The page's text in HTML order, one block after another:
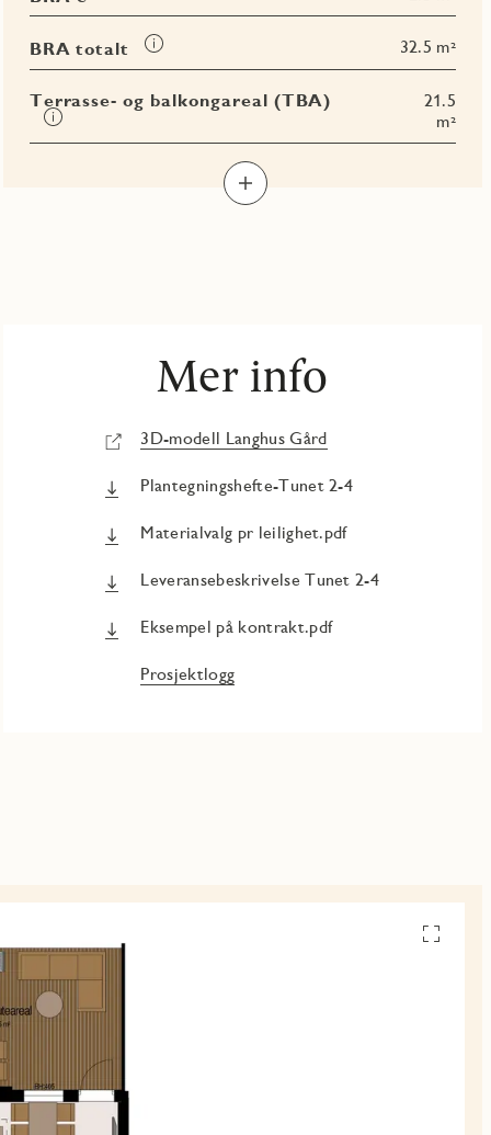
imer
BRA-
e
BRA totalt
Les
mer
BRA
32.5 m²
Terrasse- og balkongareal (TBA)
Les
mer
21.5
m²
Mer info
3D-modell Langhus Gård
Plantegningshefte-Tunet 2-4
Materialvalg pr leilighet.pdf
Leveransebeskrivelse Tunet 2-4
Eksempel på kontrakt.pdf
Prosjektlogg
Se